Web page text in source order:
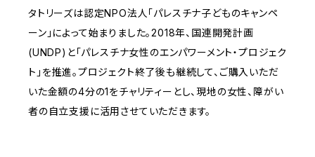
タトリーズは認定NPO法人「パレスチナ子どものキャンペ
ーン」によって始まりました。2018年、国連開発計画
(UNDP)と「パレスチナ女性のエンパワーメント・プロジェク
ト」を推進。プロジェクト終了後も継続して、ご購入いただ
いた金額の4分の1をチャリティーとし、現地の女性、障がい
者の自立支援に活用させていただきます。